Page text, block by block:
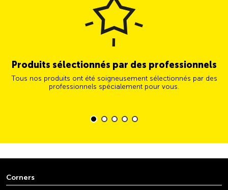
Produits sélectionnés par des professionnels
Tous nos produits ont été soigneusement sélectionnés par des
professionnels spécialement pour vous.
Corners